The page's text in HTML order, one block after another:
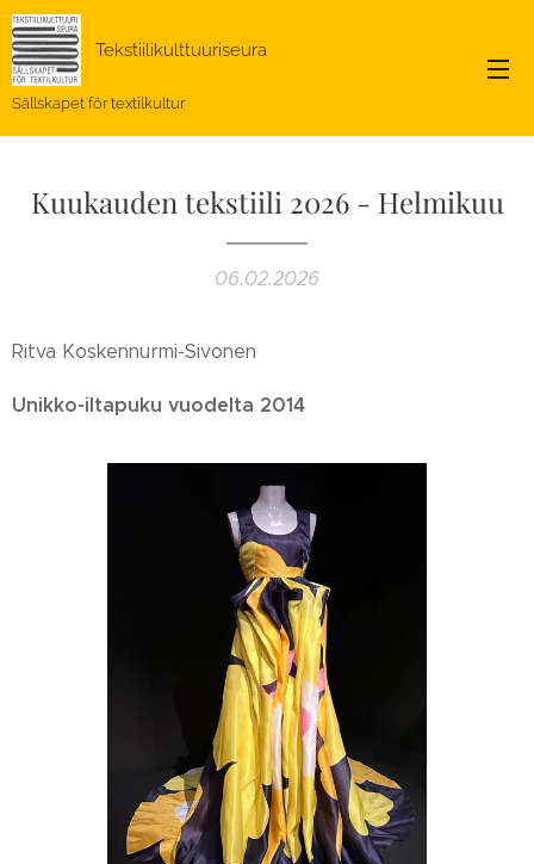
Tekstiilikulttuuriseura
Sällskapet för textilkultur
Kuukauden tekstiili 2026 - Helmikuu
06.02.2026
Ritva Koskennurmi-Sivonen
Unikko-iltapuku vuodelta 2014